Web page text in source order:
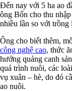
Đến nay với 5 ha ao
ông Bốn cho thu
nhiều lần so với trồng
Ông cho biết thêm,
công nghệ cao, thức
hướng quảng canh
quá trình nuôi, các
vụ xuân – hè, do đó
ao nuôi.